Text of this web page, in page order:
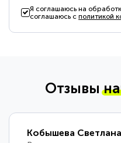
Я соглашаюсь на
соглашаюсь сполитикой
Отзывы
Кобышева